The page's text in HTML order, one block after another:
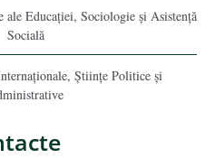
ale Educaţiei, Sociologie și Asistență
Socială
Ştiinţe Politice şi